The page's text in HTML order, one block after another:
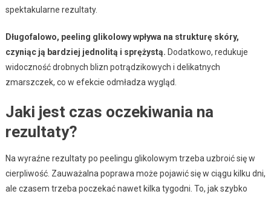
spektakularne rezultaty.
Długofalowo, peeling glikolowy wpływa na strukturę skóry,
czyniąc ją bardziej jednolitą i sprężystą. Dodatkowo, redukuje
widoczność drobnych blizn potrądzikowych i delikatnych
zmarszczek, co w efekcie odmładza wygląd.
Jaki jest czas oczekiwania na
rezultaty?
Na wyraźne rezultaty po peelingu glikolowym trzeba uzbroić się w
cierpliwość. Zauważalna poprawa może pojawić się w ciągu kilku dni,
ale czasem trzeba poczekać nawet kilka tygodni. To, jak szybko